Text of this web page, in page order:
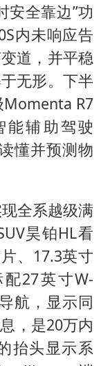
安全靠边”功
内未响应告
道，并平稳
无形。下半
Momenta R7
能辅助驾驶
懂并预测物
全系越级满
昊铂HL看
、17.3英寸
27英寸W-
航，显示同
，是20万内
抬头显示系